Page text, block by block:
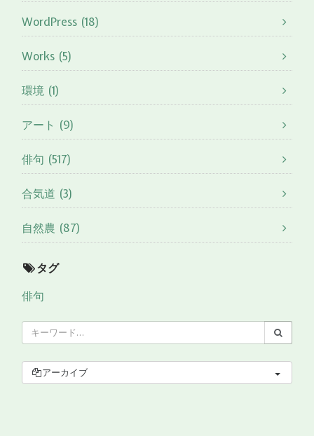
WordPress (18)
Works (5)
環境 (1)
アート (9)
俳句 (517)
合気道 (3)
自然農 (87)
タグ
俳句
アーカイブ